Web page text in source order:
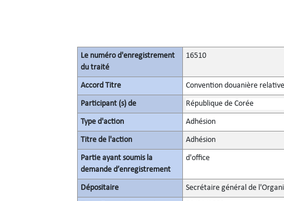
Le numéro d'enregistrement
du traité
16510
Accord Titre Convention douanière
Participant (s) de République de Corée
Type d'action Adhésion
Titre de l'action Adhésion
Partie ayant soumis la
demande d’enregistrement
d'office
Dépositaire Secrétaire général de